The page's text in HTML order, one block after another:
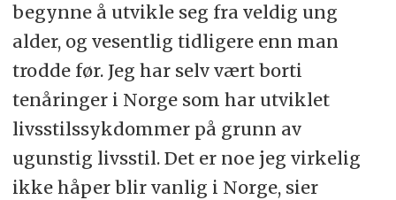
begynne å utvikle seg fra veldig ung
alder, og vesentlig tidligere enn man
trodde før. Jeg har selv vært borti
tenåringer i Norge som har utviklet
livsstilssykdommer på grunn av
ugunstig livsstil. Det er noe jeg virkelig
ikke håper blir vanlig i Norge, sier